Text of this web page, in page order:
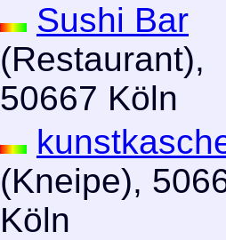
Sushi Bar
(Restaurant),
50667 Köln
(Kneipe),
Köln